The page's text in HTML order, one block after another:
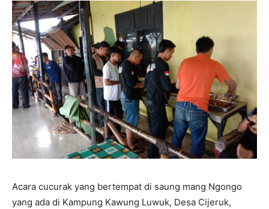
Acara cucurak yang bertempat di saung mang Ngongo
yang ada di Kampung Kawung Luwuk, Desa Cijeruk,